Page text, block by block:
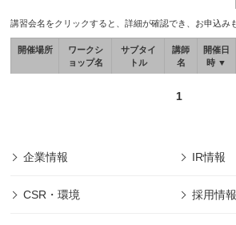
講習会名をクリックすると、詳細が確認でき、お申込み
開催場所
ワークシ
ョップ名
サブタイ
トル
講師
名
開催日
時 ▼
1
企業情報 IR情報
CSR・環境 採用情報